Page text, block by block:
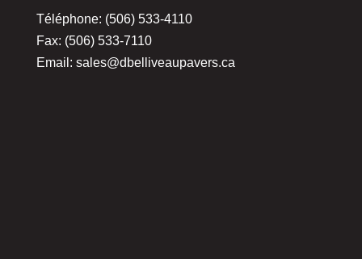
Téléphone: (506) 533-4110
Fax: (506) 533-7110
Email: sales@dbelliveaupavers.ca